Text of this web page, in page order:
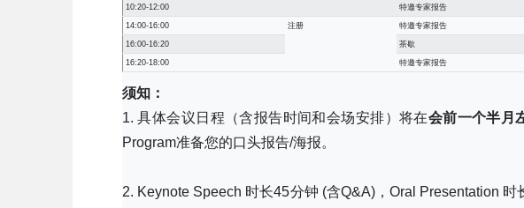
10:20-12:00 特邀专家报告
14:00-16:00 注册 特邀专家报告
16:00-16:20 茶歇
16:20-18:00 特邀专家报告
须知：
1. 具体会议日程（含报告时间和会场安排）将在会前一个半月
Program准备您的口头报告/海报。
2. Keynote Speech 时长45分钟 (含Q&A)，Oral Presentation